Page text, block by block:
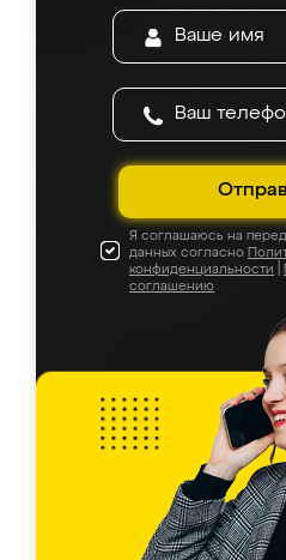
Я соглашаюсь на
данных согласно
конфиденциальности
соглашению